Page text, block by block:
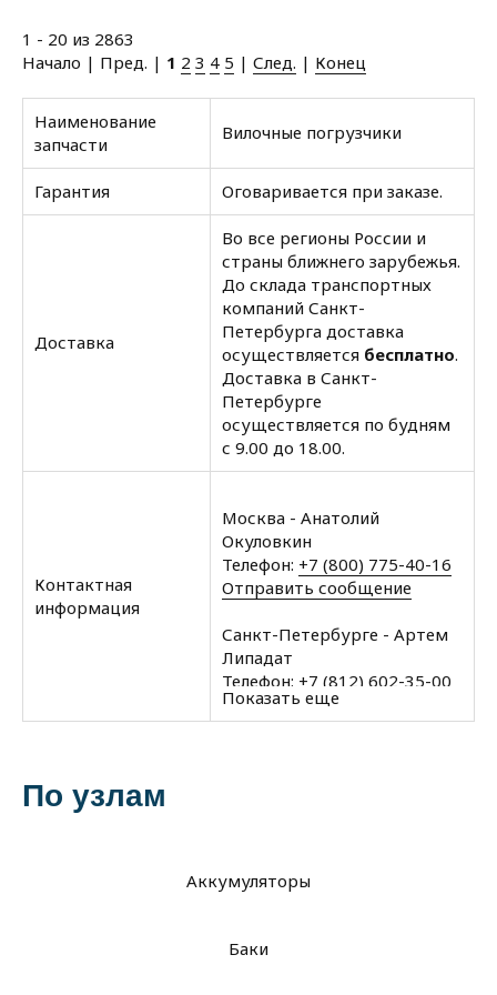
1 - 20 из 2863
Начало | Пред. | 1 2 3 4 5 | След. | Конец
Наименование
запчасти
Вилочные погрузчики
Гарантия Оговаривается при заказе.
Доставка
Во все регионы России и
страны ближнего зарубежья.
До склада транспортных
компаний Санкт-
Петербурга доставка
осуществляется бесплатно.
Доставка в Санкт-
Петербурге
осуществляется по будням
с 9.00 до 18.00.
Контактная
информация
Москва - Анатолий
Окуловкин
Телефон: +7 (800) 775-40-16
Отправить сообщение
Санкт-Петербурге - Артем
Липадат
Телефон: +7 (812) 602-35-00
Отправить сообщение
Отправить сообщение
Телефон:
Показать еще
По узлам
Аккумуляторы
Баки